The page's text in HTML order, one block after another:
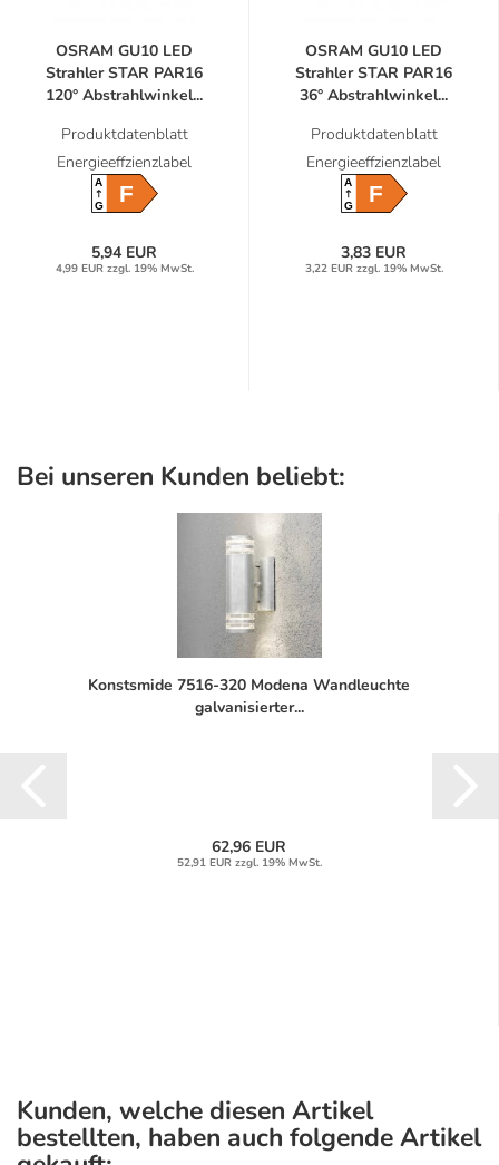
OSRAM GU10 LED
Strahler STAR PAR16
120° Abstrahlwinkel...
Produktdatenblatt
Energieeffzienzlabel
A
GF
5,94 EUR
4,99 EUR zzgl. 19% MwSt.
OSRAM GU10 LED
Strahler STAR PAR16
36° Abstrahlwinkel...
Produktdatenblatt
Energieeffzienzlabel
A
GF
3,83 EUR
3,22 EUR zzgl. 19% MwSt.
Bei unseren Kunden beliebt:
Konstsmide 7516-320 Modena Wandleuchte
galvanisierter...
62,96 EUR
52,91 EUR zzgl. 19% MwSt.
Kunden, welche diesen Artikel
bestellten, haben auch folgende Artikel